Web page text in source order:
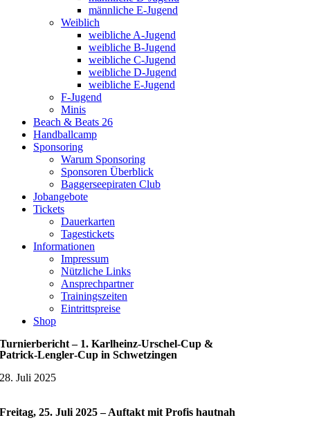
männliche E-Jugend
Weiblich
weibliche A-Jugend
weibliche B-Jugend
weibliche C-Jugend
weibliche D-Jugend
weibliche E-Jugend
F-Jugend
Minis
Beach & Beats 26
Handballcamp
Sponsoring
Warum Sponsoring
Sponsoren Überblick
Baggerseepiraten Club
Jobangebote
Tickets
Dauerkarten
Tagestickets
Informationen
Impressum
Nützliche Links
Ansprechpartner
Trainingszeiten
Eintrittspreise
Shop
Turnierbericht – 1. Karlheinz‑Urschel‑Cup &
Patrick‑Lengler‑Cup in Schwetzingen
28. Juli 2025
Freitag, 25. Juli 2025 – Auftakt mit Profis hautnah